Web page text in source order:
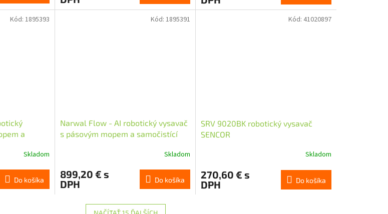
a
Skladom
Do košíka
Kód: 1895393
Narwal Flow - AI robotický vysavač
s pásovým mopem a samočistící
Skladom
899,20 € s
DPH
Do košíka
Kód: 1895391
SRV 9020BK robotický vysavač
SENCOR
Skladom
270,60 € s
DPH
Do košíka
Kód: 41020897